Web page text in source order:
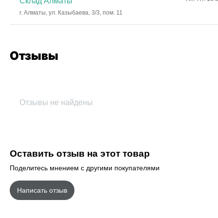
г. Алматы, ул. Казыбаева, 3/3, пом. 11
Отзывы
Отзывы не найдены
Оставить отзыв на этот товар
Поделитесь мнением с другими покупателями
Написать отзыв